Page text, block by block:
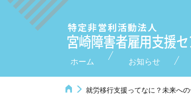
ホーム お知らせ
就労移行支援ってなに？未来への